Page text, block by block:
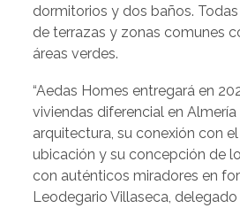
dormitorios y dos baños.
de terrazas y zonas comunes
áreas verdes.
“Aedas Homes entregará en
viviendas diferencial en
arquitectura, su conexión con
ubicación y su concepción de
con auténticos miradores en
Leodegario Villaseca,